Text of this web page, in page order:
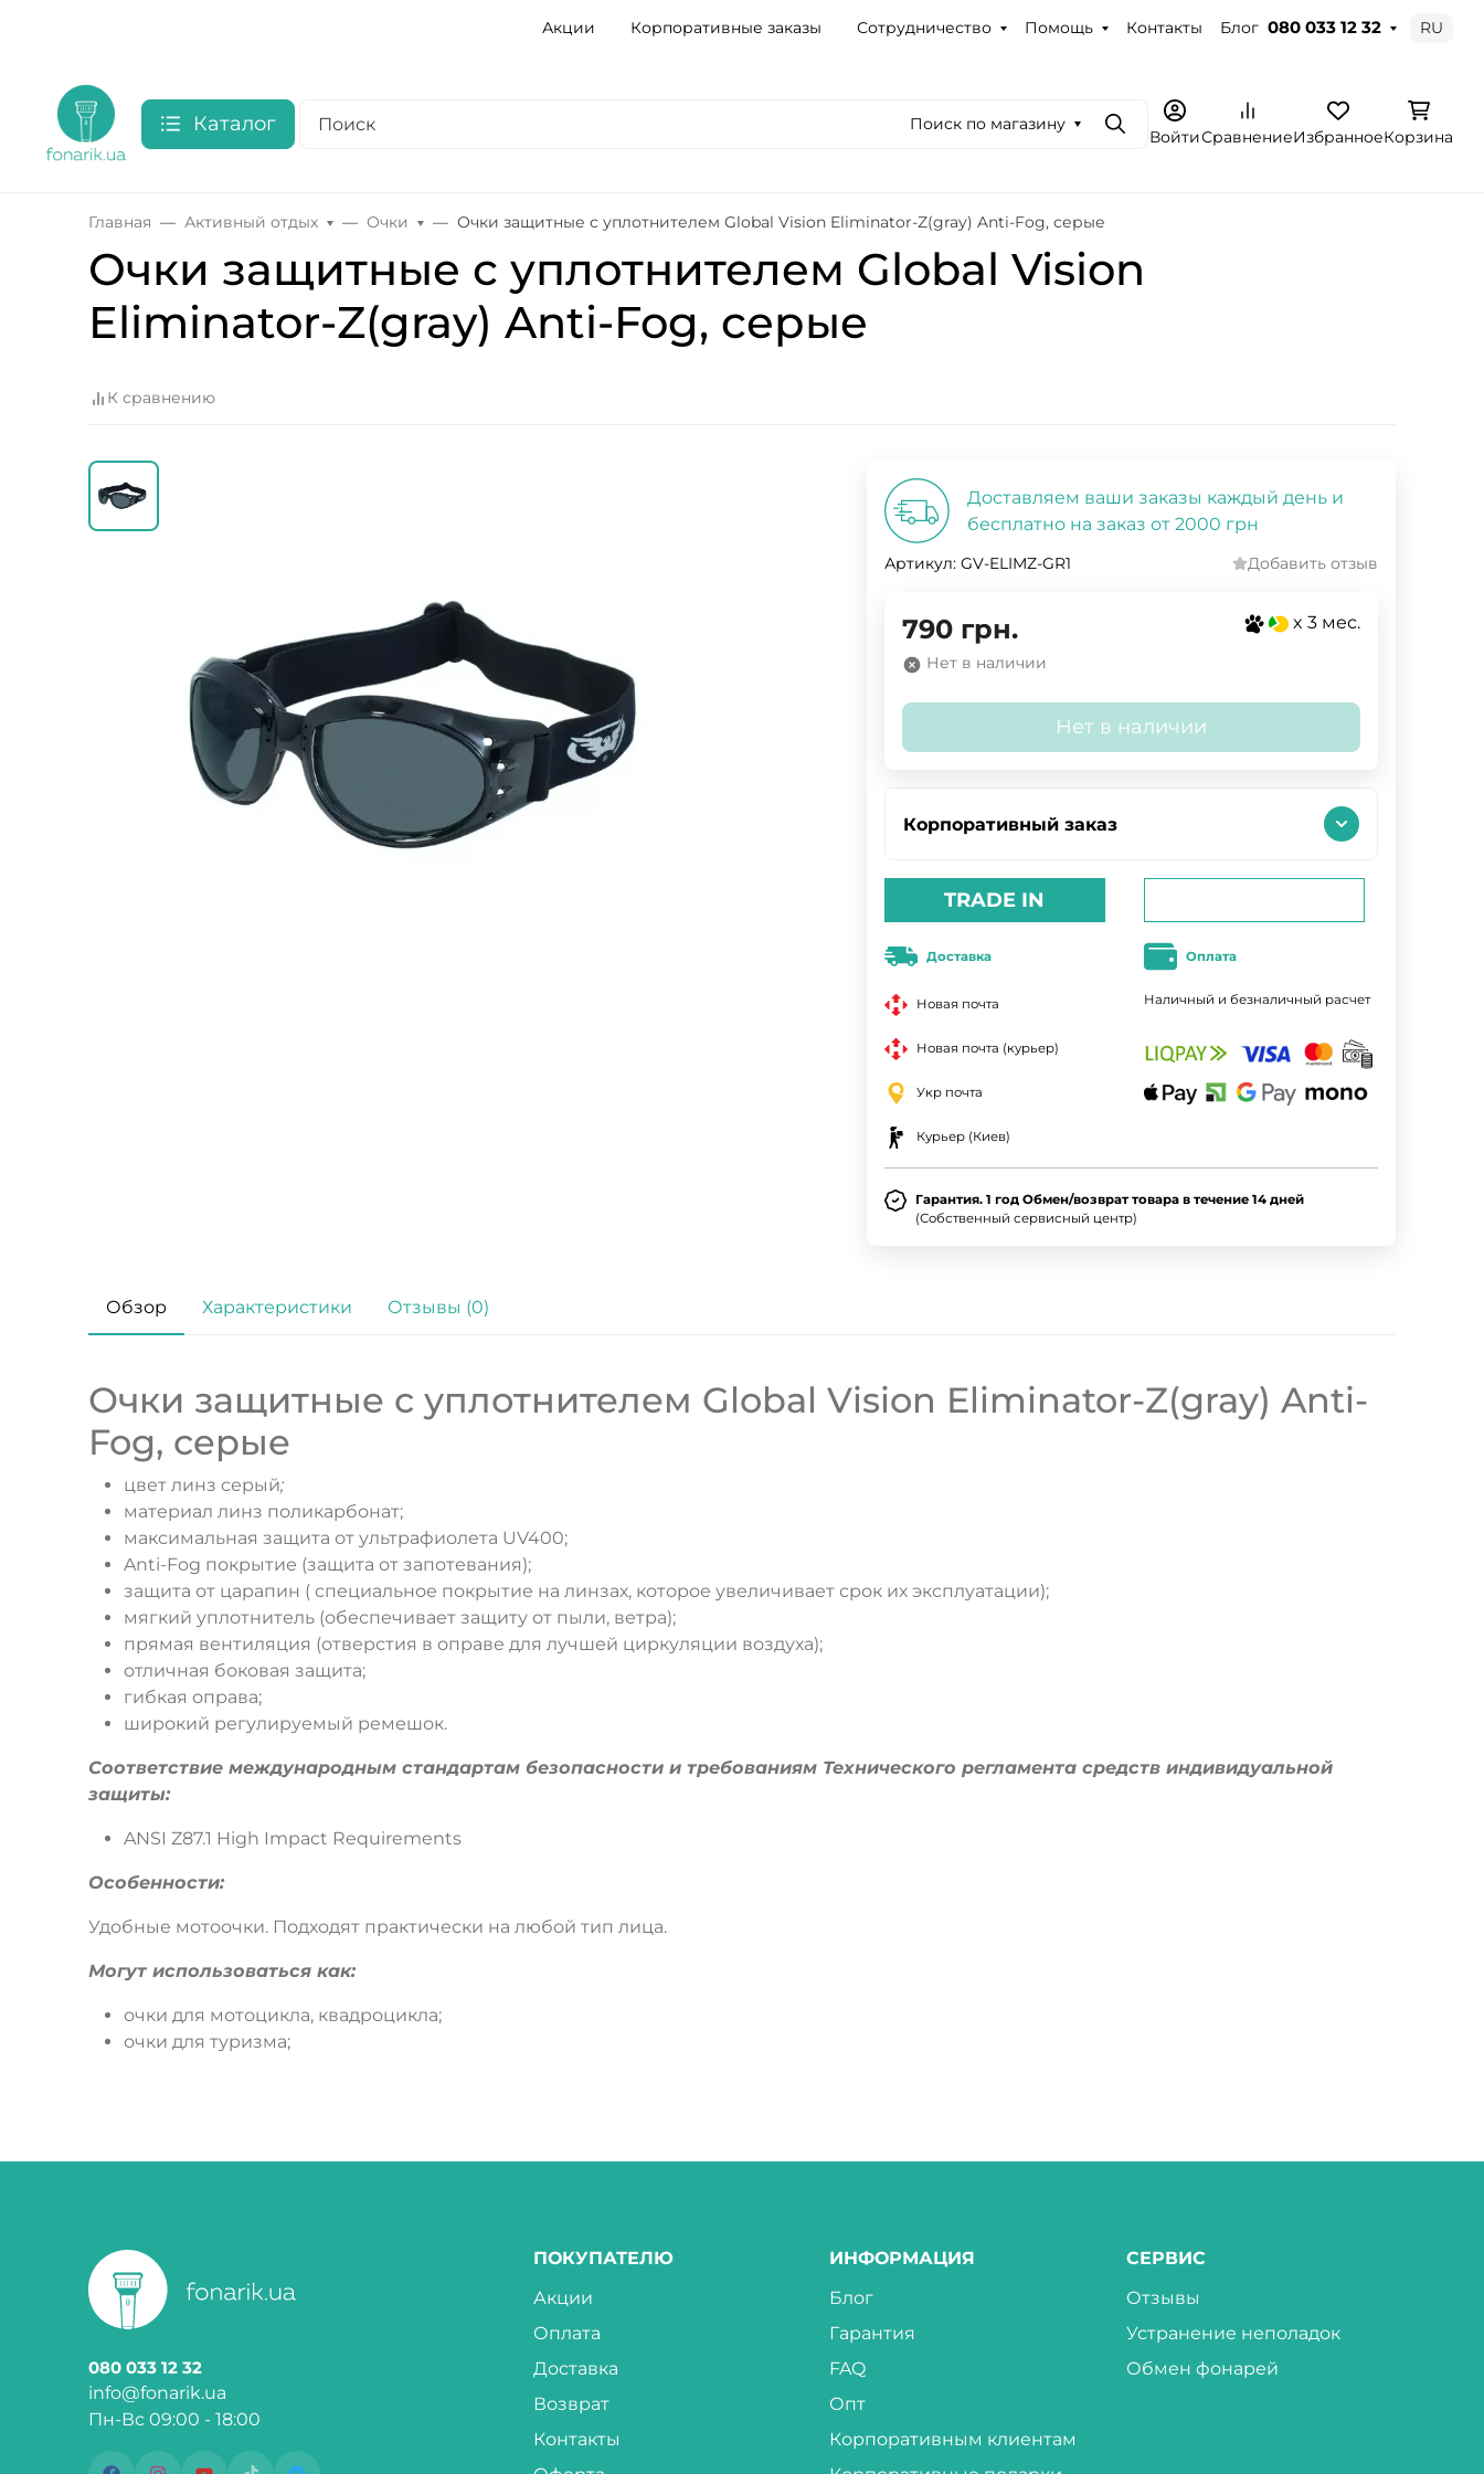
Акции Корпоративные заказы Сотрудничество Помощь Контакты Блог 080 033 12 32 RU
Каталог Поиск по магазину
ПоискВойтиСравнениеИзбранноеКорзина
Главная Активный отдых Очки Очки защитные с уплотнителем Global Vision Eliminator-Z(gray) Anti-Fog, серые
Очки защитные с уплотнителем Global Vision
Eliminator-Z(gray) Anti-Fog, серые
К сравнению
Доставляем ваши заказы каждый день и
бесплатно на заказ от 2000 грн
Артикул: GV-ELIMZ-GR1 Добавить отзыв
790 грн. x 3 мес.
Нет в наличии
Нет в наличии
Корпоративный заказ
TRADE IN
Доставка
Новая почта
Новая почта (курьер)
Укр почта
Курьер (Киев)
Оплата
Наличный и безналичный расчет
Гарантия. 1 год Обмен/возврат товара в течение 14 дней
(Собственный сервисный центр)
Обзор Характеристики Отзывы (0)
Очки защитные с уплотнителем Global Vision Eliminator-Z(gray) Anti-
Fog, серые
цвет линз серый;
материал линз поликарбонат;
максимальная защита от ультрафиолета UV400;
Anti-Fog покрытие (защита от запотевания);
защита от царапин ( специальное покрытие на линзах, которое увеличивает срок их эксплуатации);
мягкий уплотнитель (обеспечивает защиту от пыли, ветра);
прямая вентиляция (отверстия в оправе для лучшей циркуляции воздуха);
отличная боковая защита;
гибкая оправа;
широкий регулируемый ремешок.
Соответствие международным стандартам безопасности и требованиям Технического регламента средств индивидуальной
защиты:
ANSI Z87.1 High Impact Requirements
Особенности:
Удобные мотоочки. Подходят практически на любой тип лица.
Могут использоваться как:
очки для мотоцикла, квадроцикла;
очки для туризма;
080 033 12 32
info@fonarik.ua
Пн-Вс 09:00 - 18:00
ПОКУПАТЕЛЮ
Акции
Оплата
Доставка
Возврат
Контакты
ИНФОРМАЦИЯ
Блог
Гарантия
FAQ
Опт
Корпоративным клиентам
СЕРВИС
Отзывы
Устранение неполадок
Обмен фонарей